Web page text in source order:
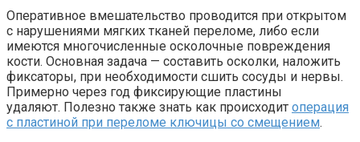
Оперативное вмешательство проводится при открытом
с нарушениями мягких тканей переломе, либо если
имеются многочисленные осколочные повреждения
кости. Основная задача — составить осколки, наложить
фиксаторы, при необходимости сшить сосуды и нервы.
Примерно через год фиксирующие пластины
удаляют. Полезно также знать как происходит операция
с пластиной при переломе ключицы со смещением.